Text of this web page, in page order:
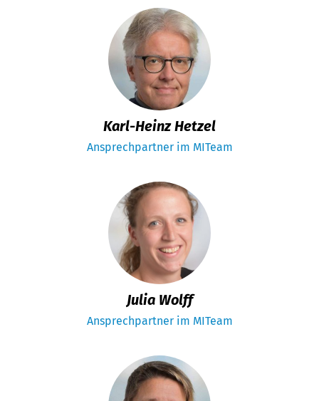
Karl-Heinz Hetzel
Ansprechpartner im MITeam
Julia Wolff
Ansprechpartner im MITeam